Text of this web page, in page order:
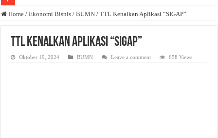
Anda butuh promosi usaha? Kontak ke Email redaksi@bisnisnasional.com
Dibutuhkan Marketing. Lamaran di-email ke redaksi@bisnisnasional.com
Home / Ekonomi Bisnis / BUMN / TTL Kenalkan Aplikasi “SIGAP”
TTL Kenalkan Aplikasi “SIGAP”
Oktober 19, 2024 BUMN Leave a comment 658 Views